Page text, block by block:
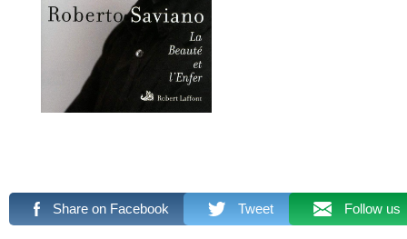
Share on Facebook Tweet Follow us